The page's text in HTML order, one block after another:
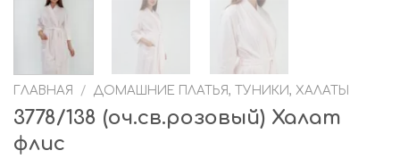
ГЛАВНАЯ / ДОМАШНИЕ ПЛАТЬЯ, ТУНИКИ, ХАЛАТЫ
3778/138 (оч.св.розовый) Халат
флис